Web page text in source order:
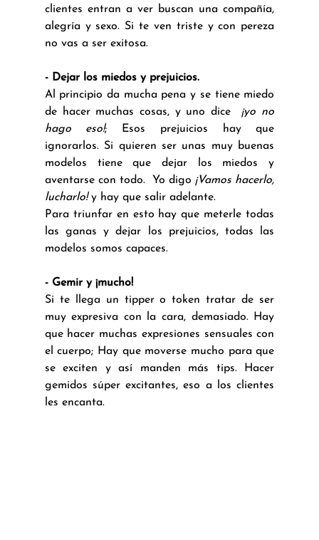
clientes entran a ver buscan una compañía,
alegría y sexo. Si te ven triste y con pereza
no vas a ser exitosa.
- Dejar los miedos y prejuicios.
Al principio da mucha pena y se tiene miedo
de hacer muchas cosas, y uno dice ¡yo no
hago eso!; Esos prejuicios hay que
ignorarlos. Si quieren ser unas muy buenas
modelos tiene que dejar los miedos y
aventarse con todo.  Yo digo ¡Vamos hacerlo,
lucharlo! y hay que salir adelante.
Para triunfar en esto hay que meterle todas
las ganas y dejar los prejuicios, todas las
modelos somos capaces.
- Gemir y ¡mucho!
Si te llega un tipper o token tratar de ser
muy expresiva con la cara, demasiado. Hay
que hacer muchas expresiones sensuales con
el cuerpo; Hay que moverse mucho para que
se exciten y así manden más tips. Hacer
gemidos súper excitantes, eso a los clientes
les encanta.